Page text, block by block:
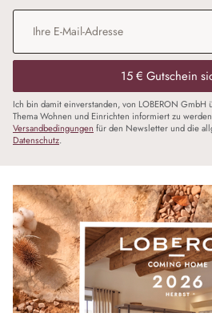
E-Mail-Adresse*
15 € Gutschein
Ich bin damit einverstanden, von LOBERON GmbH
Thema Wohnen und Einrichten informiert zu
Versandbedingungen für den Newsletter und die
Datenschutz.